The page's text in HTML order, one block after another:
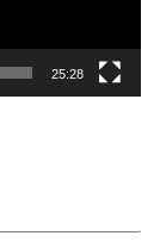
25:28